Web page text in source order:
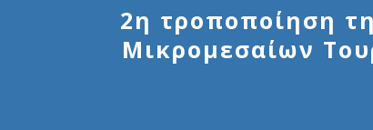
2η τροποποίηση
Μικρομεσαίων